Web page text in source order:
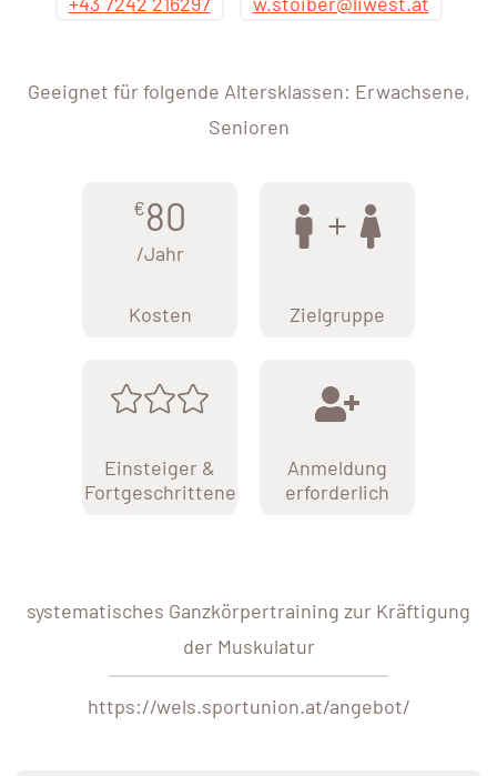
Geeignet für folgende Altersklassen: Erwachsene,
Senioren
€80
/Jahr
Kosten Zielgruppe
Einsteiger &
Fortgeschrittene
Anmeldung
erforderlich
systematisches Ganzkörpertraining zur Kräftigung
der Muskulatur
https://wels.sportunion.at/angebot/